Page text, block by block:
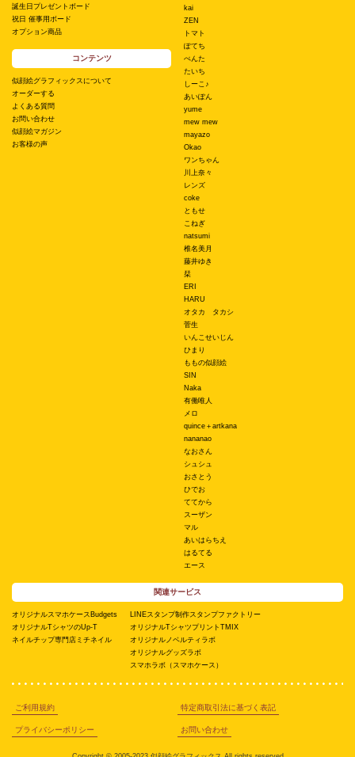
誕生日プレゼントボード
祝日 催事用ボード
オプション商品
コンテンツ
似顔絵グラフィックスについて
オーダーする
よくある質問
お問い合わせ
似顔絵マガジン
お客様の声
kai
ZEN
トマト
ぽてち
ぺんた
たいち
しーこ♪
あいぽん
yume
mew mew
mayazo
Okao
ワンちゃん
川上奈々
レンズ
coke
ともせ
こねぎ
natsumi
椎名美月
藤井ゆき
栞
ERI
HARU
オタカ タカシ
菅生
いんこせいじん
ひまり
ももの似顔絵
SIN
Naka
有働唯人
メロ
quince＋artkana
nananao
なおさん
シュシュ
おさとう
ひでお
ててから
スーザン
マル
あいはらちえ
はるてる
エース
関連サービス
オリジナルスマホケースBudgets
オリジナルTシャツのUp-T
ネイルチップ専門店ミチネイル
LINEスタンプ制作スタンプファクトリー
オリジナルTシャツプリントTMIX
オリジナルノベルティラボ
オリジナルグッズラボ
スマホラボ（スマホケース）
ご利用規約 特定商取引法に基づく表記
プライバシーポリシー お問い合わせ